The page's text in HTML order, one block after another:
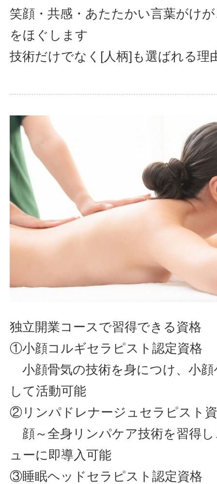
笑顔・共感・あたたかい言葉がけ
をほぐします
技術だけでなく[人柄]も選ばれる理
独立開業コースで習得できる資格
①小顔コルギセラピスト認定資格
小顔骨気の技術を身につけ、小
して活動可能
②リンパドレナージュセラピスト
顔～全身リンパケア技術を習得
ューに即導入可能
③睡眠ヘッドセラピスト認定資格